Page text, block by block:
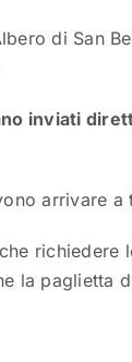
di San
inviati
arrivare
la paglietta